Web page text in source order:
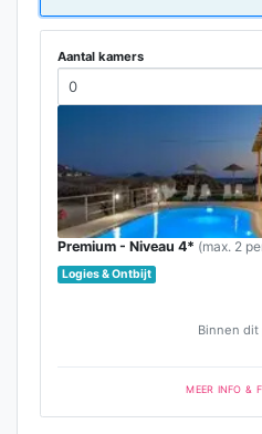
Comfort Categorie
Aantal kamers
Premium - Niveau 4* (max. 2
Logies & Ontbijt
Binnen
MEER INFO &